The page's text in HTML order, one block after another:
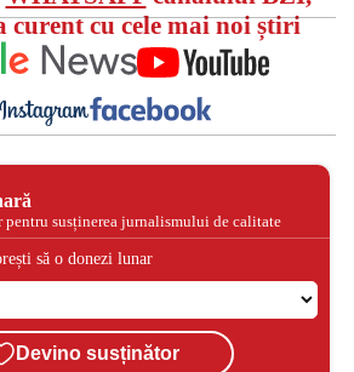
curent cu cele mai noi știri
pentru susținerea jurnalismului de calitate
să o donezi lunar
Devino susținător